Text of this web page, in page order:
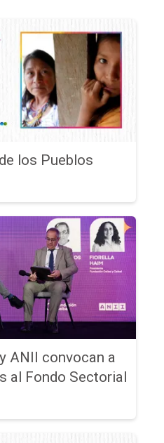
los Pueblos
ANII convocan a
al Fondo Sectorial